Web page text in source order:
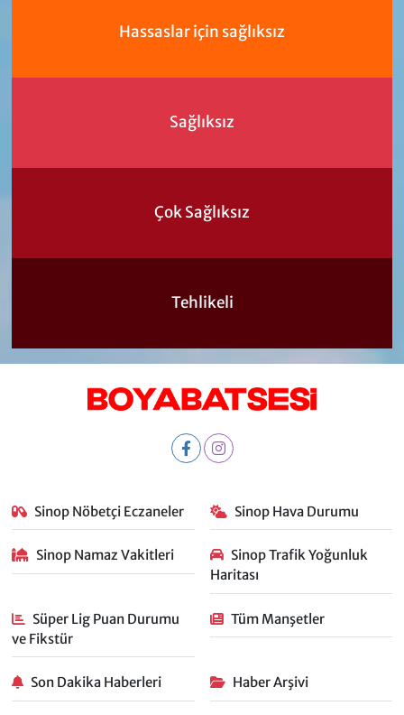
Hassaslar için sağlıksız
Sağlıksız
Çok Sağlıksız
Tehlikeli
Sinop Nöbetçi Eczaneler Sinop Hava Durumu
Sinop Namaz Vakitleri
Sinop Trafik Yoğunluk
Haritası
Süper Lig Puan Durumu
ve Fikstür
Tüm Manşetler
Son Dakika Haberleri Haber Arşivi